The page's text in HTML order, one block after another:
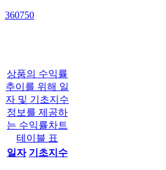
360750
상품의 수익률
추이를 위해 일
자 및 기초지수
정보를 제공하
는 수익률차트
테이블 표
일자 기초지수